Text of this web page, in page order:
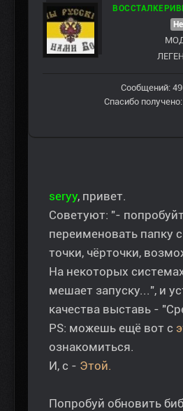
Сообщений:
Спасибо
seryy, привет.
Советуют: "-
переименовать папку
точки, чёрточки,
На некоторых
мешает запуску...", и
качества выставь -
PS: можешь ещё вот с
ознакомиться.
И, с - Этой.
Попробуй обновить